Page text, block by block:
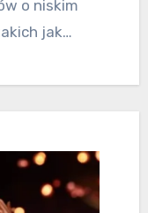
o niskim
jak…